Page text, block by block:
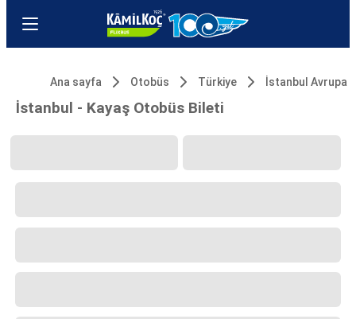
Ana sayfa Otobüs Türkiye İstanbul Avrupa
İstanbul - Kayaş Otobüs Bileti